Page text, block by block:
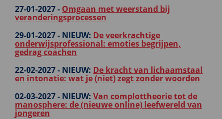
27-01-2027 - Omgaan met weerstand bij
veranderingsprocessen
29-01-2027 - NIEUW: De veerkrachtige
onderwijsprofessional: emoties begrijpen,
gedrag coachen
22-02-2027 - NIEUW: De kracht van lichaamstaal
en intonatie: wat je (niet) zegt zonder woorden
02-03-2027 - NIEUW: Van complottheorie tot de
manosphere: de (nieuwe online) leefwereld van
jongeren